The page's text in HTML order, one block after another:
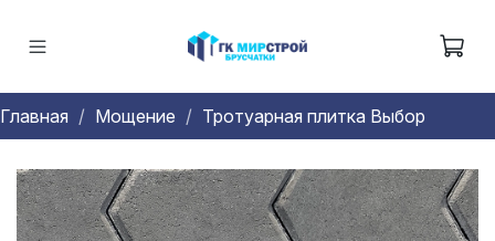
Главная Мощение Тротуарная плитка Выбор